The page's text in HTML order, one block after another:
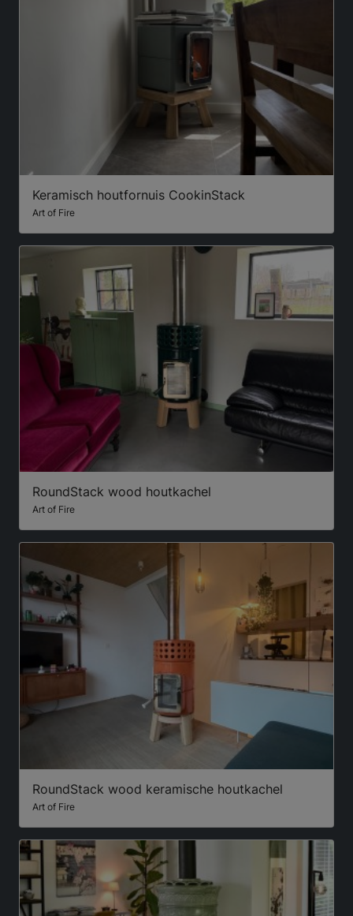
Keramisch houtfornuis CookinStack
Art of Fire
RoundStack wood houtkachel
Art of Fire
RoundStack wood keramische houtkachel
Art of Fire